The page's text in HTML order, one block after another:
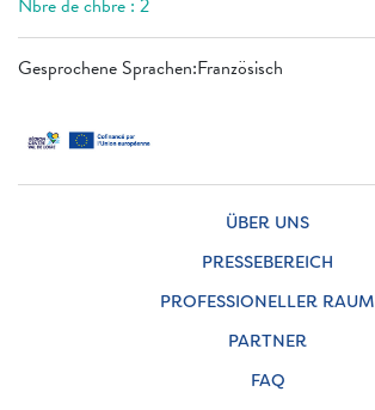
Gesprochene Sprachen:Französisch
Nbre de chbre : 2
ÜBER UNS
PRESSEBEREICH
PROFESSIONELLER RAUM
PARTNER
FAQ